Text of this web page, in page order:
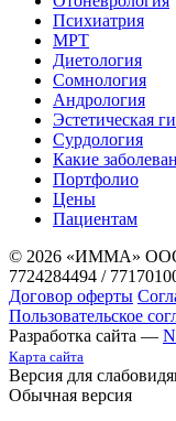
Психиатрия
МРТ
Диетология
Сомнология
Андрология
Эстетическая
Сурдология
Какие
Портфолио
Цены
Пациентам
© 2026 «ИММА» ООО
7724284494 /
Договор оферты
Пользовательское
Разработка сайта —
Карта сайта
Версия для
Обычная версия